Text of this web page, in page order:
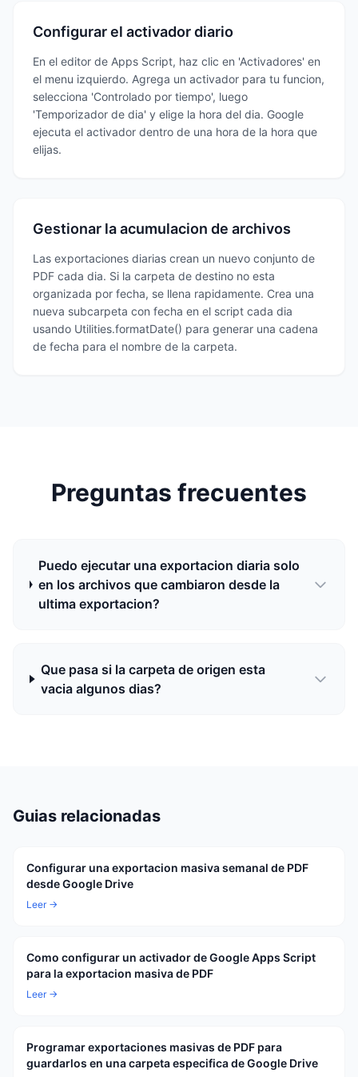
Configurar el activador diario
En el editor de Apps Script, haz clic en 'Activadores' en
el menu izquierdo. Agrega un activador para tu funcion,
selecciona 'Controlado por tiempo', luego
'Temporizador de dia' y elige la hora del dia. Google
ejecuta el activador dentro de una hora de la hora que
elijas.
Gestionar la acumulacion de archivos
Las exportaciones diarias crean un nuevo conjunto de
PDF cada dia. Si la carpeta de destino no esta
organizada por fecha, se llena rapidamente. Crea una
nueva subcarpeta con fecha en el script cada dia
usando Utilities.formatDate() para generar una cadena
de fecha para el nombre de la carpeta.
Preguntas frecuentes
Puedo ejecutar una exportacion diaria solo
en los archivos que cambiaron desde la
ultima exportacion?
Que pasa si la carpeta de origen esta
vacia algunos dias?
Guias relacionadas
Configurar una exportacion masiva semanal de PDF
desde Google Drive
Leer →
Como configurar un activador de Google Apps Script
para la exportacion masiva de PDF
Leer →
Programar exportaciones masivas de PDF para
guardarlos en una carpeta especifica de Google Drive